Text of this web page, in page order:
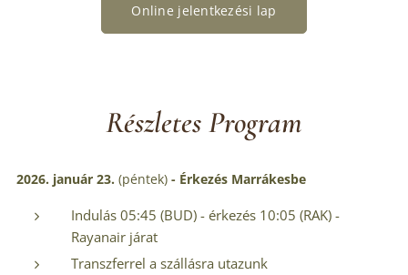
Online jelentkezési lap
Részletes Program
2026. január 23. (péntek) - Érkezés Marrákesbe
Indulás 05:45 (BUD) - érkezés 10:05 (RAK) -
Rayanair járat
Transzferrel a szállásra utazunk